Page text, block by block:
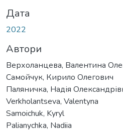
Дата
2022
Автори
Верхоланцева, Валентина
Самойчук, Кирило Олегович
Паляничка, Надія
Verkholantseva, Valentyna
Samoichuk, Kyryl
Palianychka, Nadiia